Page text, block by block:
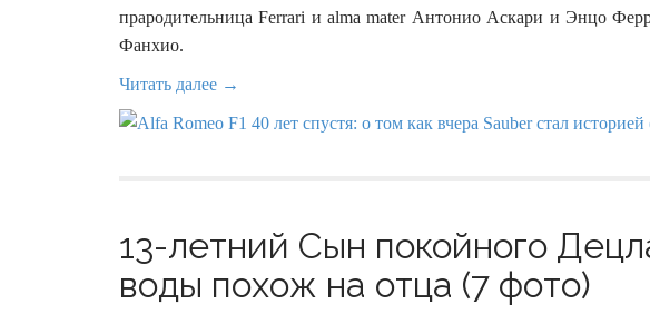
прародительница Ferrari и alma mater Антонио Аскари и Энцо
Фанхио.
Читать далее →
13-летний Сын покойного
воды похож на отца (7 фото)